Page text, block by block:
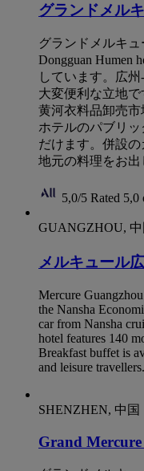
グランドメル
グランドメルキュ
Dongguan Humen
しています。広
大変便利な立地で
黄河衣料品卸売
ホテルのパブリ
だけます。併設
地元の料理をお出
5,0/5 Rated 5,0
GUANGZHOU, 中
メルキュール
Mercure
the Nansha
car from Nansha
hotel features 140
Breakfast buffet is
and leisure travellers.
SHENZHEN, 中国
Grand